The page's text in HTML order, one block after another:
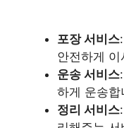
포장 서비스
안전하게 이
운송 서비스
하게 운송합
정리 서비스